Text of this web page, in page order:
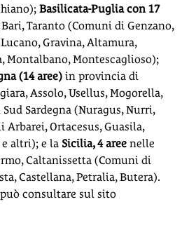
Basilicata-Puglia con 17
Taranto (Comuni di Genzano,
Gravina, Altamura,
Montalbano, Montescaglioso);
(14 aree) in provincia di
Assolo, Usellus, Mogorella,
Sardegna (Nuragus, Nurri,
Arbarei, Ortacesus, Guasila,
e altri); e la Sicilia, 4 aree nelle
Caltanissetta (Comuni di
Castellana, Petralia, Butera).
consultare sul sito